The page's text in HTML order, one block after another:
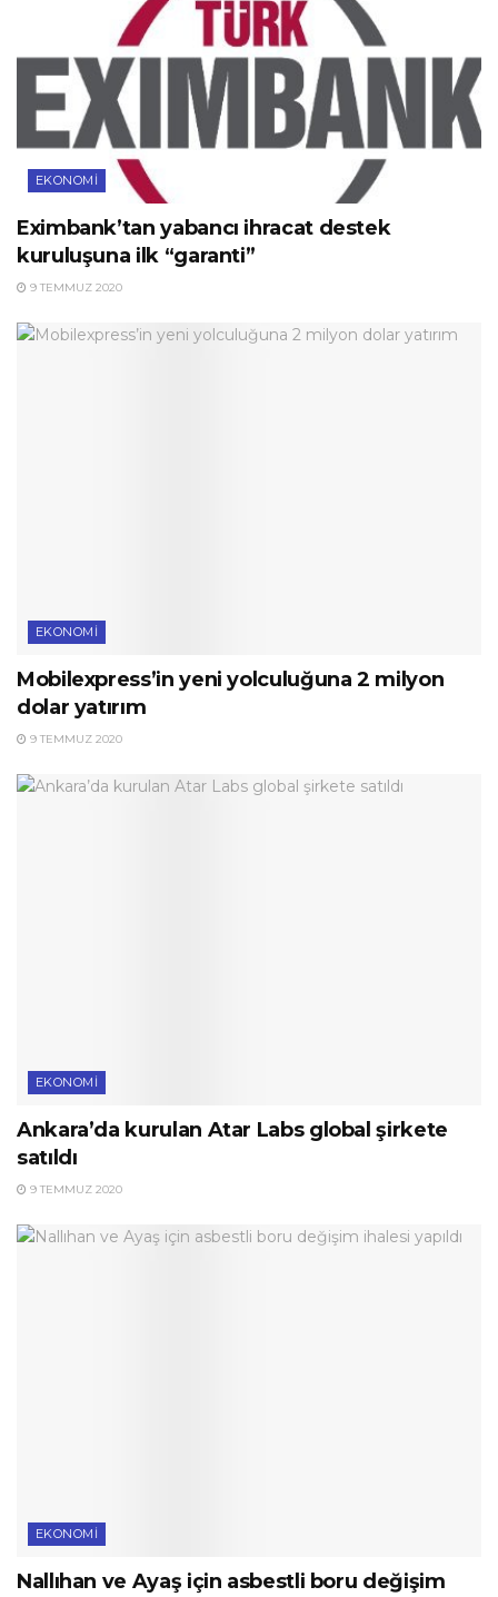
EKONOMI
Eximbank’tan yabancı ihracat destek
kuruluşuna ilk “garanti”
9 TEMMUZ 2020
EKONOMI
Mobilexpress’in yeni yolculuğuna 2 milyon
dolar yatırım
9 TEMMUZ 2020
EKONOMI
Ankara’da kurulan Atar Labs global şirkete
satıldı
9 TEMMUZ 2020
EKONOMI
Nallıhan ve Ayaş için asbestli boru değişim